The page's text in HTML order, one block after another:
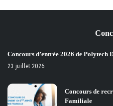
Concours d’entrée 2026 de Polytech
23 juillet 2026
Concours de
Familiale